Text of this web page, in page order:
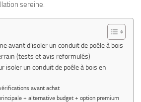
sereine.
avant d’isoler un conduit de poêle à bois
(tests et avis reformulés)
isoler un conduit de poêle à bois en
avant achat
+ alternative budget + option premium